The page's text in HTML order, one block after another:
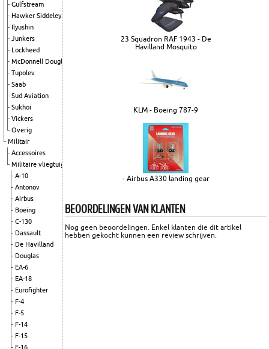
Gulfstream
Hawker Siddeley
Ilyushin
Junkers
Lockheed
McDonnell Douglas
Tupolev
Saab
Sud Aviation
Sukhoi
Vickers
Overig
Militair
Accessoires
Militaire vliegtuigen
A-10
Antonov
Airbus
Boeing
C-130
Dassault
De Havilland
Douglas
EA-6
EA-18
Eurofighter
F-4
F-5
F-14
F-15
F-16
23 Squadron RAF 1943 - De
Havilland Mosquito
KLM - Boeing 787-9
- Airbus A330 landing gear
BEOORDELINGEN VAN KLANTEN
Nog geen beoordelingen. Enkel klanten die dit artikel
hebben gekocht kunnen een review schrijven.